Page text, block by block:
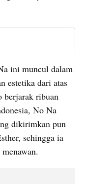
ini muncul dalam
estetika dari atas
berjarak ribuan
No Na
dikirimkan pun
sehingga ia